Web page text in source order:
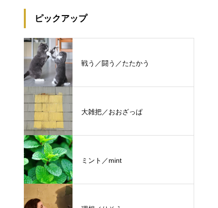
ピックアップ
戦う／闘う／たたかう
大雑把／おおざっぱ
ミント／mint